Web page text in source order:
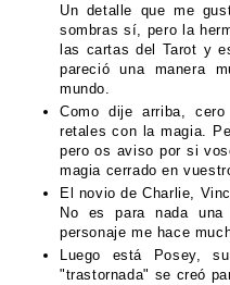
Un detalle que me
sombras sí, pero la
las cartas del Tarot y
pareció una manera
mundo.
Como dije arriba,
retales con la magia.
pero os aviso por si
magia cerrado en
El novio de Charlie,
No es para nada
personaje me hace
Luego está Posey,
"trastornada" se creó